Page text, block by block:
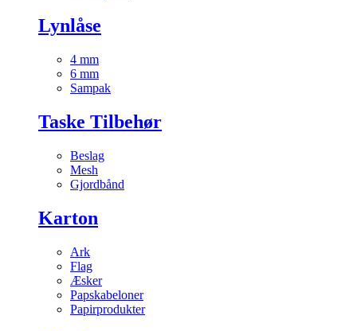
Lynlåse
4 mm
6 mm
Sampak
Taske Tilbehør
Beslag
Mesh
Gjordbånd
Karton
Ark
Flag
Æsker
Papskabeloner
Papirprodukter